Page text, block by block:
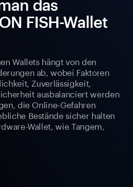
das
FISH-Wallet
Wallets hängt von den
ab, wobei Faktoren
Zuverlässigkeit,
ausbalanciert werden
die Online-Gefahren
Bestände sicher halten
Wallet, wie Tangem,